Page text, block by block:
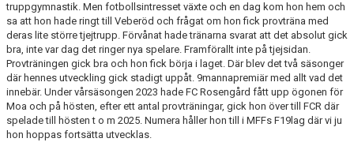
truppgymnastik. Men fotbollsintresset växte och en dag kom hon hem och
sa att hon hade ringt till Veberöd och frågat om hon fick provträna med
deras lite större tjejtrupp. Förvånat hade tränarna svarat att det absolut gick
bra, inte var dag det ringer nya spelare. Framförallt inte på tjejsidan.
Provträningen gick bra och hon fick börja i laget. Där blev det två säsonger
där hennes utveckling gick stadigt uppåt. 9mannapremiär med allt vad det
innebär. Under vårsäsongen 2023 hade FC Rosengård fått upp ögonen för
Moa och på hösten, efter ett antal provträningar, gick hon över till FCR där
spelade till hösten t o m 2025. Numera håller hon till i MFFs F19lag där vi ju
hon hoppas fortsätta utvecklas.